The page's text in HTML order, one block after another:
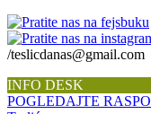
/teslicdanas@gmail.com
INFO DESK
POGLEDAJTE